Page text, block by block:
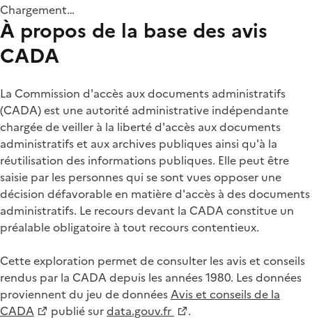
Chargement…
À propos de la base des avis
CADA
La Commission d'accès aux documents administratifs
(CADA) est une autorité administrative indépendante
chargée de veiller à la liberté d'accès aux documents
administratifs et aux archives publiques ainsi qu'à la
réutilisation des informations publiques. Elle peut être
saisie par les personnes qui se sont vues opposer une
décision défavorable en matière d'accès à des documents
administratifs. Le recours devant la CADA constitue un
préalable obligatoire à tout recours contentieux.
Cette exploration permet de consulter les avis et conseils
rendus par la CADA depuis les années 1980. Les données
proviennent du jeu de donnéesAvis et conseils de la
CADA
publié surdata.gouv.fr .